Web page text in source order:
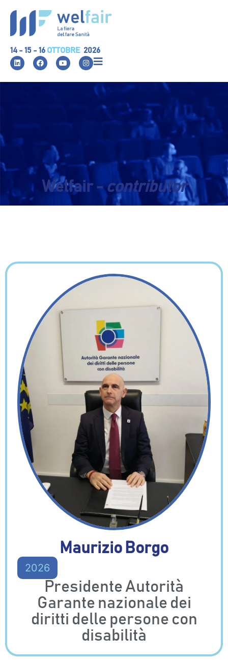
14 - 15 - 16 OTTOBRE 2026
Welfair -contributor
Maurizio Borgo
2026
Presidente Autorità
Garante nazionale dei
diritti delle persone con
disabilità